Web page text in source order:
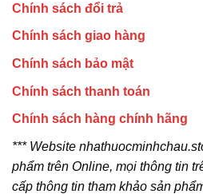
Chính sách đổi trả
Chính sách giao hàng
Chính sách bảo mật
Chính sách thanh toán
Chính sách hàng chính hãng
*** Website
phẩm trên Online, mọi thông tin
cấp thông tin tham khảo sản